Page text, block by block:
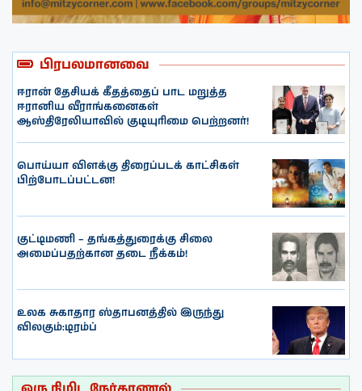
பிரபலமானவை
ஈரான் தேசியக் கீதத்தைப் பாட மறுத்த
ஈரானிய வீராங்கனைகள்
ஆஸ்திரேலியாவில் குடியுரிமை பெற்றனர்!
பொய்யா விளக்கு திரைப்படக் காட்சிகள்
பிற்போடப்பட்டன!
குட்டிமணி – தங்கத்துரைக்கு சிலை
அமைப்பதற்கான தடை நீக்கம்!
உலக சுகாதார ஸ்தாபனத்தில் இருந்து
விலகும்:டிரம்ப்